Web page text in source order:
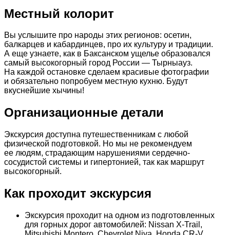
Местный колорит
Вы услышите про народы этих регионов: осетин,
балкарцев и кабардинцев, про их культуру и традиции.
А еще узнаете, как в Баксанском ущелье образовался
самый высокогорный город России — Тырныауз.
На каждой остановке сделаем красивые фотографии
и обязательно попробуем местную кухню. Будут
вкуснейшие хычины!
Организационные детали
Экскурсия доступна путешественникам с любой
физической подготовкой. Но мы не рекомендуем
ее людям, страдающим нарушениями сердечно-
сосудистой системы и гипертонией, так как маршрут
высокогорный.
Как проходит экскурсия
Экскурсия проходит на одном из подготовленных
для горных дорог автомобилей: Nissan X-Trail,